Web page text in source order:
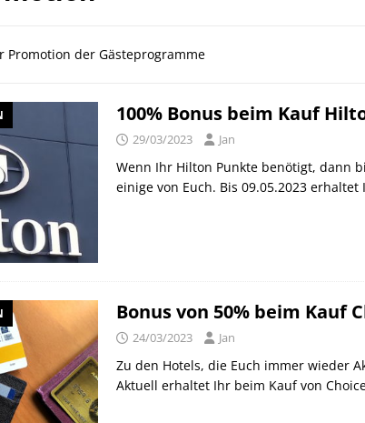
EXPRESS
Promotion der Gästeprogramme
100% Bonus beim Kauf
29/03/2023 Jan
Wenn Ihr Hilton Punkte benötigt, dann
einige von Euch. Bis 09.05.2023
Bonus von 50% beim Kauf
24/03/2023 Jan
Zu den Hotels, die Euch immer wieder
Aktuell erhaltet Ihr beim Kauf von